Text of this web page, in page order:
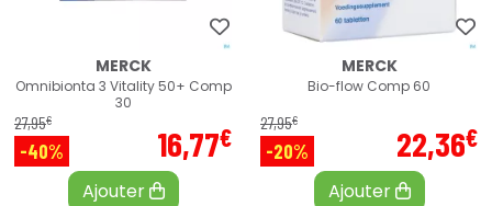
MERCK
Omnibionta 3 Vitality 50+ Comp
30
27,95€
-40% 16,77€
Ajouter
MERCK
Bio-flow Comp 60
27,95€
-20% 22,36€
Ajouter